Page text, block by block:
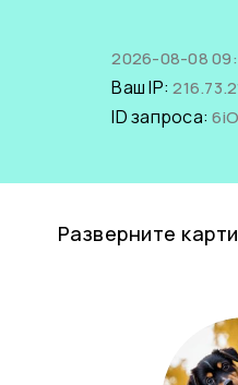
2026-08-08
Ваш IP:
ID запроса:
Разверните